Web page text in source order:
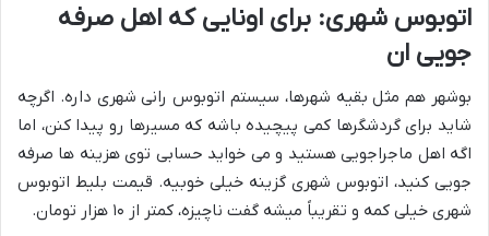
اتوبوس شهری: برای اونایی که اهل صرفه
جویی ان
بوشهر هم مثل بقیه شهرها، سیستم اتوبوس رانی شهری داره. اگرچه
شاید برای گردشگرها کمی پیچیده باشه که مسیرها رو پیدا کنن، اما
اگه اهل ماجراجویی هستید و می خواید حسابی توی هزینه ها صرفه
جویی کنید، اتوبوس شهری گزینه خیلی خوبیه. قیمت بلیط اتوبوس
شهری خیلی کمه و تقریباً میشه گفت ناچیزه، کمتر از ۱۰ هزار تومان.